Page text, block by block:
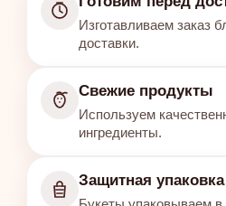
Изготавливаем заказ
доставки.
Свежие продукты
Используем
ингредиенты.
Защитная упаковка